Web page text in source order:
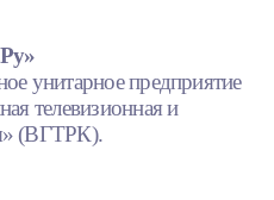
унитарное предприятие
телевизионная и
(ВГТРК).